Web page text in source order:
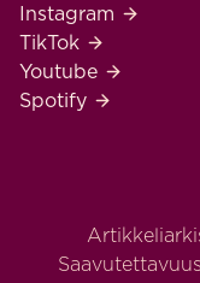
Business College
Instagram
Business College
TikTok
Business College
Youtube
Business College
Spotify